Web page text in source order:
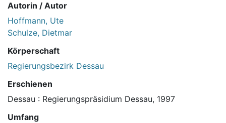
Autorin / Autor
Hoffmann, Ute
Schulze, Dietmar
Körperschaft
Regierungsbezirk Dessau
Erschienen
Dessau : Regierungspräsidium Dessau, 1997
Umfang